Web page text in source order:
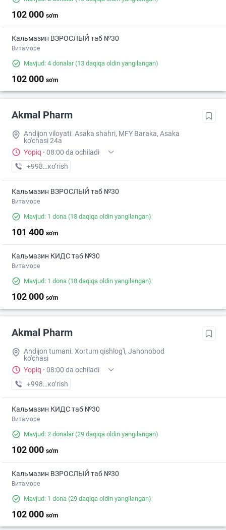
102 000 so'm
Кальмазин ВЗРОСЛЫЙ таб №30
Витаморе
Mavjud: 4 donalar(13 daqiqa oldin yangilangan)
102 000 so'm
Akmal Pharm
Andijon viloyati. Asaka shahri, MFY Baraka, Asaka
ko'chasi 24a
Yopiq · 08:00 da ochiladi
+998 (88) XXX-XX-XX
кo’rish
Кальмазин ВЗРОСЛЫЙ таб №30
Витаморе
Mavjud: 1 dona (18 daqiqa oldin yangilangan)
101 400 so'm
Кальмазин КИДС таб №30
Витаморе
Mavjud: 1 dona (18 daqiqa oldin yangilangan)
102 000 so'm
Akmal Pharm
Andijon tumani. Xortum qishlog'i, Jahonobod
ko'chasi
Yopiq · 08:00 da ochiladi
+998 (91) XXX-XX-XX
кo’rish
Кальмазин КИДС таб №30
Витаморе
Mavjud: 2 donalar(29 daqiqa oldin yangilangan)
102 000 so'm
Кальмазин ВЗРОСЛЫЙ таб №30
Витаморе
Mavjud: 1 dona (29 daqiqa oldin yangilangan)
102 000 so'm